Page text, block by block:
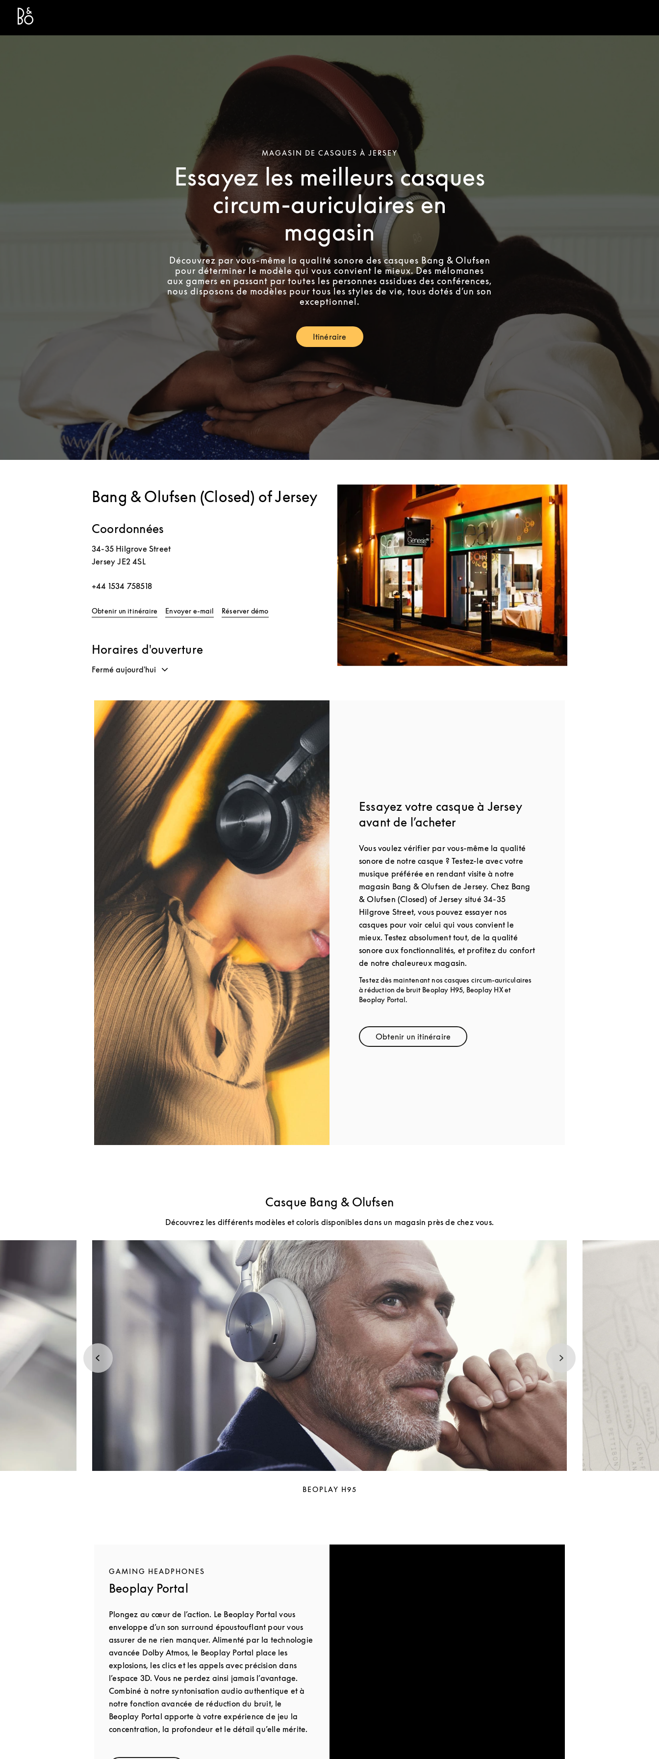
Bang & Olufsen - Exist to Create
MAGASIN DE CASQUES À JERSEY
Essayez les meilleurs casques
circum-auriculaires en
magasin
Découvrez par vous-même la qualité sonore des casques Bang & Olufsen
pour déterminer le modèle qui vous convient le mieux. Des mélomanes
aux gamers en passant par toutes les personnes assidues des conférences,
nous disposons de modèles pour tous les styles de vie, tous dotés d’un son
exceptionnel.
ItinéraireLink Opens in New Tab
Bang & Olufsen (Closed) of Jersey
Coordonnées
34-35 Hilgrove Street
Jersey JE2 4SL
+44 1534 758518
Obtenir un itinéraire Link Opens in New Tab
Envoyer e-mail Réserver démo Link Opens in New Tab
Horaires d'ouverture
Fermé aujourd'hui
Image de l’événement
Essayez votre casque à Jersey
avant de l’acheter
Vous voulez vérifier par vous-même la qualité
sonore de notre casque ? Testez-le avec votre
musique préférée en rendant visite à notre
magasin Bang & Olufsen de Jersey. Chez Bang
& Olufsen (Closed) of Jersey situé 34-35
Hilgrove Street, vous pouvez essayer nos
casques pour voir celui qui vous convient le
mieux. Testez absolument tout, de la qualité
sonore aux fonctionnalités, et profitez du confort
de notre chaleureux magasin.
Testez dès maintenant nos casques circum-auriculaires
à réduction de bruit Beoplay H95, Beoplay HX et
Beoplay Portal.
Obtenir un itinéraireLink Opens in New Tab
Casque Bang & Olufsen
Découvrez les différents modèles et coloris disponibles dans un magasin près de chez vous.
BEOPLAY H95
GAMING HEADPHONES
Beoplay Portal
Plongez au cœur de l’action. Le Beoplay Portal vous
enveloppe d’un son surround époustouflant pour vous
assurer de ne rien manquer. Alimenté par la technologie
avancée Dolby Atmos, le Beoplay Portal place les
explosions, les clics et les appels avec précision dans
l’espace 3D. Vous ne perdez ainsi jamais l’avantage.
Combiné à notre syntonisation audio authentique et à
notre fonction avancée de réduction du bruit, le
Beoplay Portal apporte à votre expérience de jeu la
concentration, la profondeur et le détail qu’elle mérite.